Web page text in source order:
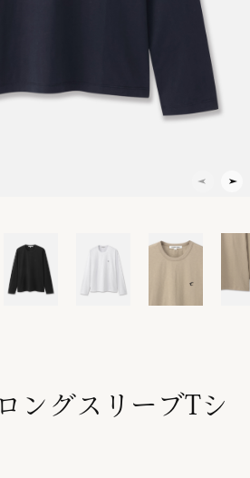
ングスリーブTシ